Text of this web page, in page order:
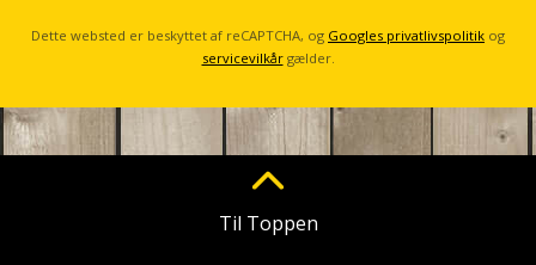
Skunklem
Sternbeklædning
Palleløfter
Industristøvsuger
Højbede
Dette websted er beskyttet af reCAPTCHA, og Googles privatlivspolitik og
servicevilkårgælder.
Til Toppen